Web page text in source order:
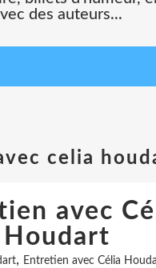
des auteurs...
celia
avec
Houdart
, Entretien avec Célia